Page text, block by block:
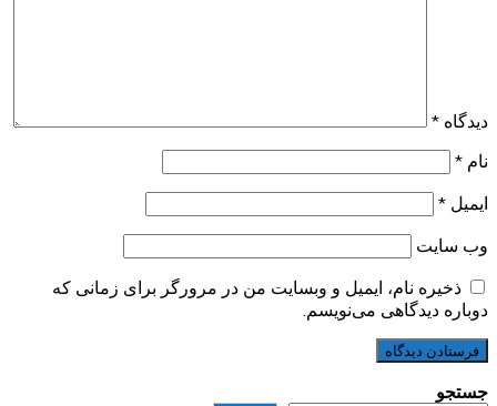
دیدگاه *
نام *
ایمیل *
وب‌ سایت
ذخیره نام، ایمیل و وبسایت من در مرورگر برای زمانی که
دوباره دیدگاهی می‌نویسم.
جستجو